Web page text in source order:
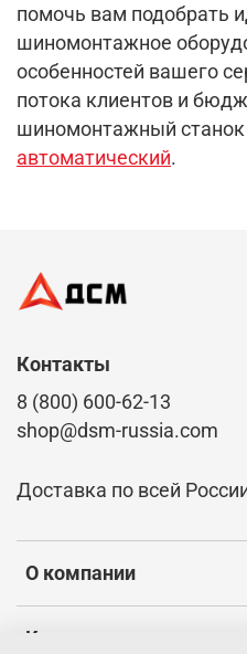
помочь вам подобрать
шиномонтажное
особенностей вашего
потока клиентов и
шиномонтажный станок
автоматический.
О компании
Клиентам
Контакты
8 (800) 600-62-13
shop@dsm-russia.com
Доставка по всей